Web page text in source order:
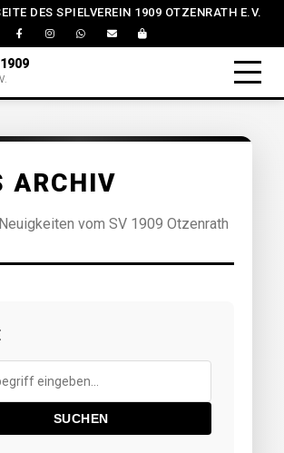
DES SPIELVEREIN 1909 OTZENRATH E.V.
ARCHIV
vom SV 1909 Otzenrath
SUCHEN